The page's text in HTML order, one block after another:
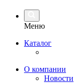
Меню
Каталог
О компании
Новости